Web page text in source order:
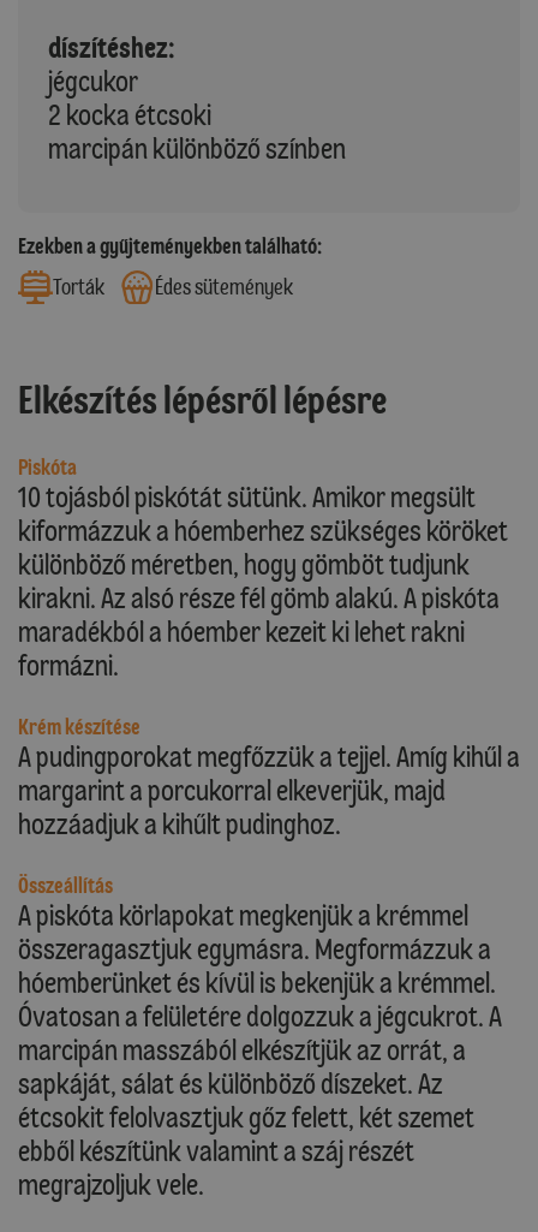
díszítéshez:
jégcukor
2 kocka étcsoki
marcipán különböző színben
Ezekben a gyűjteményekben található:
Torták
Édes sütemények
Elkészítés lépésről lépésre
Piskóta
10 tojásból piskótát sütünk. Amikor megsült
kiformázzuk a hóemberhez szükséges köröket
különböző méretben, hogy gömböt tudjunk
kirakni. Az alsó része fél gömb alakú. A piskóta
maradékból a hóember kezeit ki lehet rakni
formázni.
Krém készítése
A pudingporokat megfőzzük a tejjel. Amíg kihűl a
margarint a porcukorral elkeverjük, majd
hozzáadjuk a kihűlt pudinghoz.
Összeállítás
A piskóta körlapokat megkenjük a krémmel
összeragasztjuk egymásra. Megformázzuk a
hóemberünket és kívül is bekenjük a krémmel.
Óvatosan a felületére dolgozzuk a jégcukrot. A
marcipán masszából elkészítjük az orrát, a
sapkáját, sálat és különböző díszeket. Az
étcsokit felolvasztjuk gőz felett, két szemet
ebből készítünk valamint a száj részét
megrajzoljuk vele.